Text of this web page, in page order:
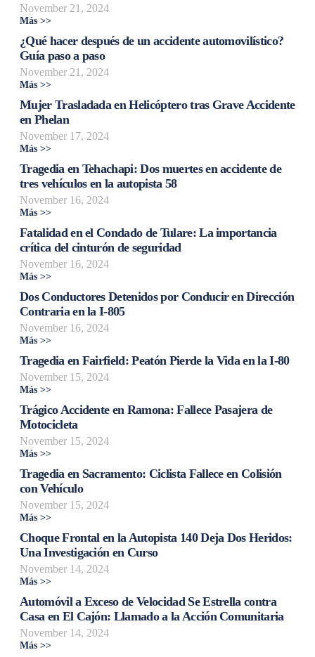
November 21, 2024
Más >>
¿Qué hacer después de un accidente automovilístico?
Guía paso a paso
November 21, 2024
Más >>
Mujer Trasladada en Helicóptero tras Grave Accidente
en Phelan
November 17, 2024
Más >>
Tragedia en Tehachapi: Dos muertes en accidente de
tres vehículos en la autopista 58
November 16, 2024
Más >>
Fatalidad en el Condado de Tulare: La importancia
crítica del cinturón de seguridad
November 16, 2024
Más >>
Dos Conductores Detenidos por Conducir en Dirección
Contraria en la I-805
November 16, 2024
Más >>
Tragedia en Fairfield: Peatón Pierde la Vida en la I-80
November 15, 2024
Más >>
Trágico Accidente en Ramona: Fallece Pasajera de
Motocicleta
November 15, 2024
Más >>
Tragedia en Sacramento: Ciclista Fallece en Colisión
con Vehículo
November 15, 2024
Más >>
Choque Frontal en la Autopista 140 Deja Dos Heridos:
Una Investigación en Curso
November 14, 2024
Más >>
Automóvil a Exceso de Velocidad Se Estrella contra
Casa en El Cajón: Llamado a la Acción Comunitaria
November 14, 2024
Más >>